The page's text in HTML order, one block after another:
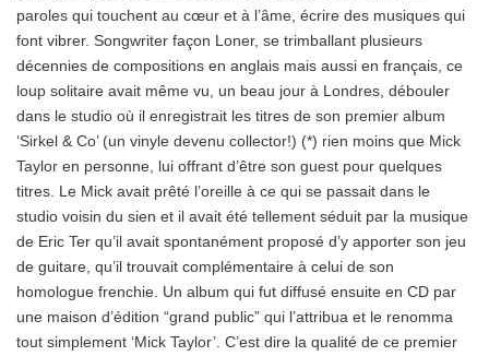
paroles qui touchent au cœur et à l’âme, écrire des musiques qui
font vibrer. Songwriter façon Loner, se trimballant plusieurs
décennies de compositions en anglais mais aussi en français, ce
loup solitaire avait même vu, un beau jour à Londres, débouler
dans le studio où il enregistrait les titres de son premier album
‘Sirkel & Co’ (un vinyle devenu collector!) (*) rien moins que Mick
Taylor en personne, lui offrant d’être son guest pour quelques
titres. Le Mick avait prêté l’oreille à ce qui se passait dans le
studio voisin du sien et il avait été tellement séduit par la musique
de Eric Ter qu’il avait spontanément proposé d’y apporter son jeu
de guitare, qu’il trouvait complémentaire à celui de son
homologue frenchie. Un album qui fut diffusé ensuite en CD par
une maison d’édition “grand public” qui l’attribua et le renomma
tout simplement ‘Mick Taylor’. C’est dire la qualité de ce premier